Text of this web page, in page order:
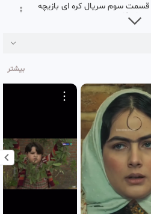
قسمت سوم سریال کره ای بازیچه
دوبله فارسی
خدیجه
1 ماه پیش بازنشر شده
قسمت ۵ سریال کره ای بازیچه
دوبله ی فارسی
خدیجه
• بازنشر شده
قسمت ۶ سریال کره ای بازیچه
دوبله ی فارسی
خدیجه
بیشتر